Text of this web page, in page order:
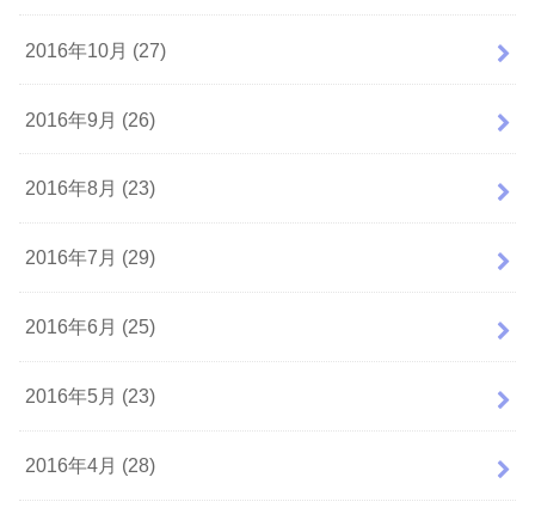
2016年10月 (27)
2016年9月 (26)
2016年8月 (23)
2016年7月 (29)
2016年6月 (25)
2016年5月 (23)
2016年4月 (28)